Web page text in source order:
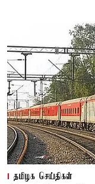
தமிழக செய்திகள்